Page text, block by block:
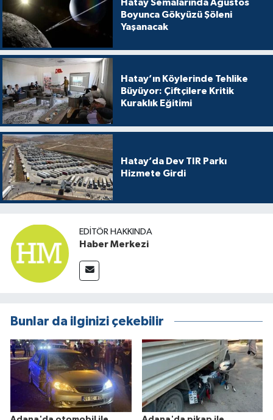
Hatay Semalarında Ağustos
Boyunca Gökyüzü Şöleni
Yaşanacak
Hatay’ın Köylerinde Tehlike
Büyüyor: Çiftçilere Kritik
Kuraklık Eğitimi
Hatay’da Dev TIR Parkı
Hizmete Girdi
EDITÖR HAKKINDA
Haber Merkezi
Bunlar da ilginizi çekebilir